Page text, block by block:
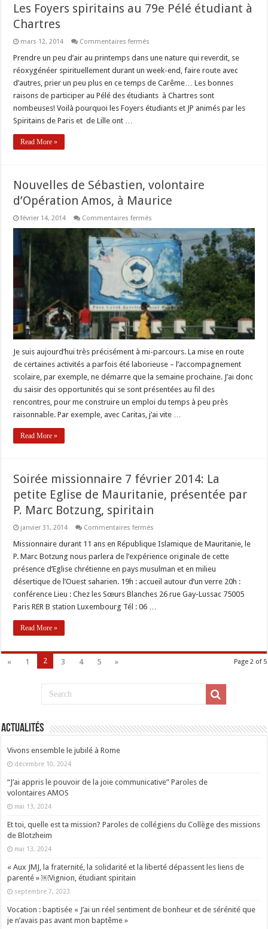
Les Foyers spiritains au 79e Pélé étudiant à
Chartres
mars 12, 2014 Commentaires fermés
Foyers
au
79e
Pélé
étudiant
Chartres
Prendre un peu d’air au printemps dans une nature qui reverdit, se
réoxygénéer spirituellement durant un week-end, faire route avec
d’autres, prier un peu plus en ce temps de Carême… Les bonnes
raisons de participer au Pélé des étudiants à Chartres sont
nombeuses! Voilà pourquoi les Foyers étudiants et JP animés par les
Spiritains de Paris et de Lille ont …
Read More »
Nouvelles de Sébastien, volontaire
d’Opération Amos, à Maurice
février 14, 2014 Commentaires fermés
de
Sébastien,
volontaire
d’Opération
Amos,
à
Maurice
Je suis aujourd’hui très précisément à mi-parcours. La mise en route
de certaines activités a parfois été laborieuse – l’accompagnement
scolaire, par exemple, ne démarre que la semaine prochaine. J’ai donc
du saisir des opportunités qui se sont présentées au fil des
rencontres, pour me construire un emploi du temps à peu près
raisonnable. Par exemple, avec Caritas, j’ai vite …
Read More »
Soirée missionnaire 7 février 2014: La
petite Eglise de Mauritanie, présentée par
P. Marc Botzung, spiritain
janvier 31, 2014 Commentaires fermés
missionnaire
février
2014:
La
petite
de
spiritain
Missionnaire durant 11 ans en République Islamique de Mauritanie, le
P. Marc Botzung nous parlera de l’expérience originale de cette
présence d’Eglise chrétienne en pays musulman et en milieu
désertique de l’Ouest saharien. 19h : accueil autour d’un verre 20h :
conférence Lieu : Chez les Sœurs Blanches 26 rue Gay-Lussac 75005
Paris RER B station Luxembourg Tél : 06 …
Read More »
Page 2 of 5
« 1 2 3 4 5 »
Actualités
Vivons ensemble le jubilé à Rome
décembre 10, 2024
“J’ai appris le pouvoir de la joie communicative” Paroles de
volontaires AMOS
mai 13, 2024
Et toi, quelle est ta mission? Paroles de collégiens du Collège des missions
de Blotzheim
mai 13, 2024
« Aux JMJ, la fraternité, la solidarité et la liberté dépassent les liens de
parenté » ￼Vignion, étudiant spiritain
septembre 7, 2023
Vocation : baptisée « J’ai un réel sentiment de bonheur et de sérénité que
je n’avais pas avant mon baptême »